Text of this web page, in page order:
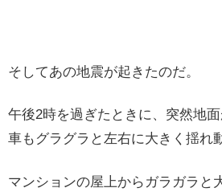
そしてあの地震が起きたのだ。
午後2時を過ぎたときに、突然地
車もグラグラと左右に大きく揺れ
マンションの屋上からガラガラと